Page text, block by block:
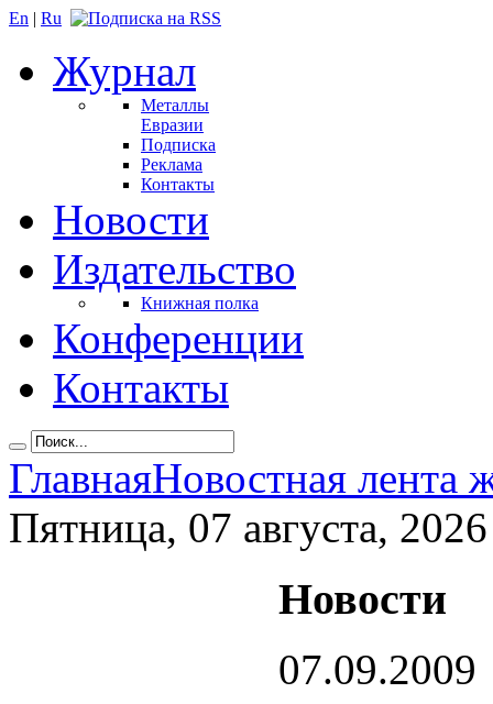
En | Ru
Журнал
Металлы
Евразии
Подписка
Реклама
Контакты
Новости
Издательство
Книжная полка
Конференции
Контакты
ГлавнаяНовостная лента
Пятница, 07 августа, 2026
Новости
07.09.2009